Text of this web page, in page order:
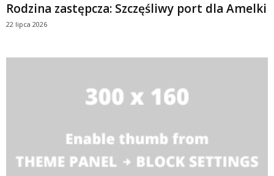
Rodzina zastępcza: Szczęśliwy port dla Amelki
22 lipca 2026